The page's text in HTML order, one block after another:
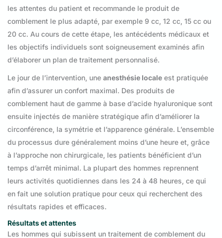
les attentes du patient et recommande le produit de
comblement le plus adapté, par exemple 9 cc, 12 cc, 15 cc ou
20 cc. Au cours de cette étape, les antécédents médicaux et
les objectifs individuels sont soigneusement examinés afin
d’élaborer un plan de traitement personnalisé.
Le jour de l’intervention, une anesthésie locale est pratiquée
afin d’assurer un confort maximal. Des produits de
comblement haut de gamme à base d’acide hyaluronique sont
ensuite injectés de manière stratégique afin d’améliorer la
circonférence, la symétrie et l’apparence générale. L’ensemble
du processus dure généralement moins d’une heure et, grâce
à l’approche non chirurgicale, les patients bénéficient d’un
temps d’arrêt minimal. La plupart des hommes reprennent
leurs activités quotidiennes dans les 24 à 48 heures, ce qui
en fait une solution pratique pour ceux qui recherchent des
résultats rapides et efficaces.
Résultats et attentes
Les hommes qui subissent un traitement de comblement du